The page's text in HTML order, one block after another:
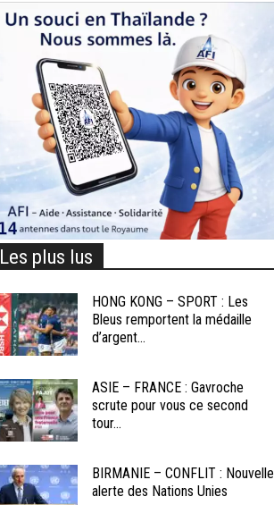
Les plus lus
HONG KONG – SPORT : Les
Bleus remportent la médaille
d’argent...
ASIE – FRANCE : Gavroche
scrute pour vous ce second
tour...
BIRMANIE – CONFLIT : Nouvelle
alerte des Nations Unies